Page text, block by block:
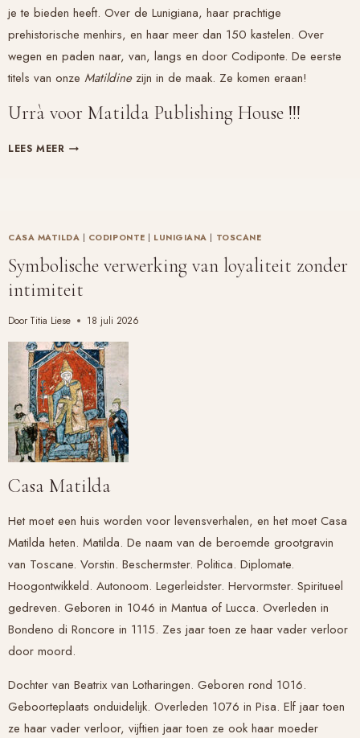
je te bieden heeft. Over de Lunigiana, haar prachtige
prehistorische menhirs, en haar meer dan 150 kastelen. Over
wegen en paden naar, van, langs en door Codiponte. De eerste
titels van onze Matildinezijn in de maak. Ze komen eraan!
Urrà voor Matilda Publishing House !!!
LEES MEER URRÀ
CASA MATILDA | CODIPONTE | LUNIGIANA | TOSCANE
Symbolische verwerking van loyaliteit zonder
intimiteit
Door Titia Liese 18 juli 2026
Casa Matilda
Het moet een huis worden voor levensverhalen, en het moet Casa
Matilda heten. Matilda. De naam van de beroemde grootgravin
van Toscane. Vorstin. Beschermster. Politica. Diplomate.
Hoogontwikkeld. Autonoom. Legerleidster. Hervormster. Spiritueel
gedreven. Geboren in 1046 in Mantua of Lucca. Overleden in
Bondeno di Roncore in 1115. Zes jaar toen ze haar vader verloor
door moord.
Dochter van Beatrix van Lotharingen. Geboren rond 1016.
Geboorteplaats onduidelijk. Overleden 1076 in Pisa. Elf jaar toen
ze haar vader verloor, vijftien jaar toen ze ook haar moeder